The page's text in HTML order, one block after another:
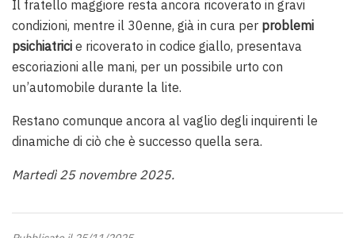
Il fratello maggiore resta ancora ricoverato in gravi
condizioni, mentre il 30enne, già in cura per problemi
psichiatrici e ricoverato in codice giallo, presentava
escoriazioni alle mani, per un possibile urto con
un’automobile durante la lite.
Restano comunque ancora al vaglio degli inquirenti le
dinamiche di ciò che è successo quella sera.
Martedì 25 novembre 2025.